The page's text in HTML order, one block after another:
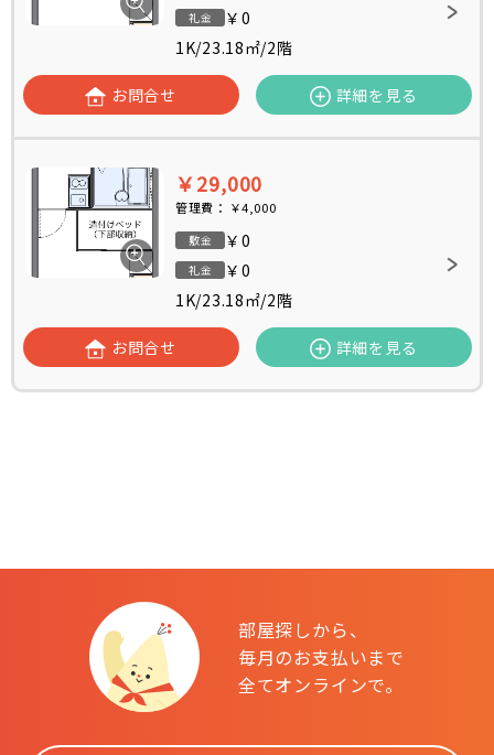
礼金
￥0
1K/23.18㎡/2階
お問合せ 詳細を見る
￥29,000
管理費： ￥4,000
敷金 ￥0
礼金
￥0
1K/23.18㎡/2階
お問合せ 詳細を見る
部屋探しから、
毎月のお支払いまで
全てオンラインで。